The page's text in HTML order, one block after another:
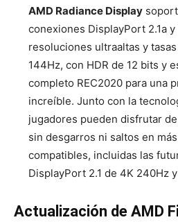
AMD Radiance Display
conexiones DisplayPort 2.1a
resoluciones ultraaltas y
144Hz, con HDR de 12 bits y
completo REC2020 para una
increíble. Junto con la
jugadores pueden disfrutar
sin desgarros ni saltos en
compatibles, incluidas las
DisplayPort 2.1 de 4K 240Hz
Actualización de AMD